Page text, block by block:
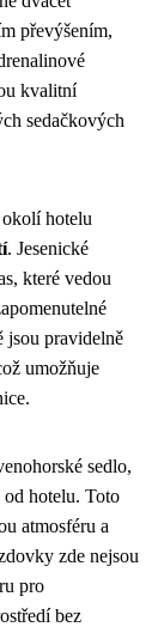
převýšením,
kvalitní
sedačkových
hotelu
. Jesenické
které vedou
jsou pravidelně
umožňuje
sedlo,
od hotelu. Toto
atmosféru a
zde nejsou
pro
bez